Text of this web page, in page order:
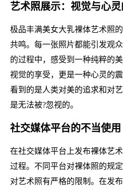
艺术照展示：视觉与心
极品丰满美女大乳裸体艺术照
共鸣。每一张照片都能引发观
的过程中，感受到一种纯粹的
视觉的享受，更是一种心灵的
看到的是人类对美的追求和对
是无法被?忽视的。
社交媒体平台的不当使用
在社交媒体平台上发布裸体艺
过程。不同平台对裸体照的规
对艺术照有严格的限制。在发